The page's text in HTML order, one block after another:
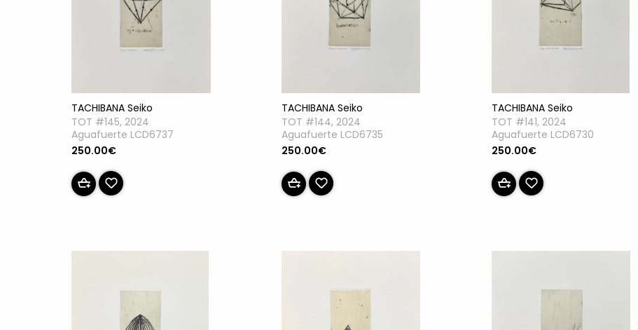
TACHIBANA Seiko
TOT #145, 2024
Aguafuerte LCD6737
250.00€
TACHIBANA Seiko
TOT #144, 2024
Aguafuerte LCD6735
250.00€
TACHIBANA Seiko
TOT #141, 2024
Aguafuerte LCD6730
250.00€